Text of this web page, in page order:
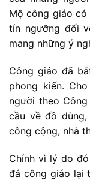
Mộ công giáo
tín ngưỡng đối
mang những ý
Công giáo đã
phong kiến.
người theo
cầu về đồ
công cộng, nhà
Chính vì lý do
đá công giáo lại